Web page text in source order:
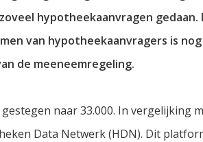
hypotheekaanvragen
van hypotheekaanvragers is
de meeneemregeling.
naar 33.000. In vergelijking
Data Netwerk (HDN). Dit